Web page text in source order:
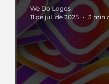
We Do Logos
11 de jul. de 2025
3 min